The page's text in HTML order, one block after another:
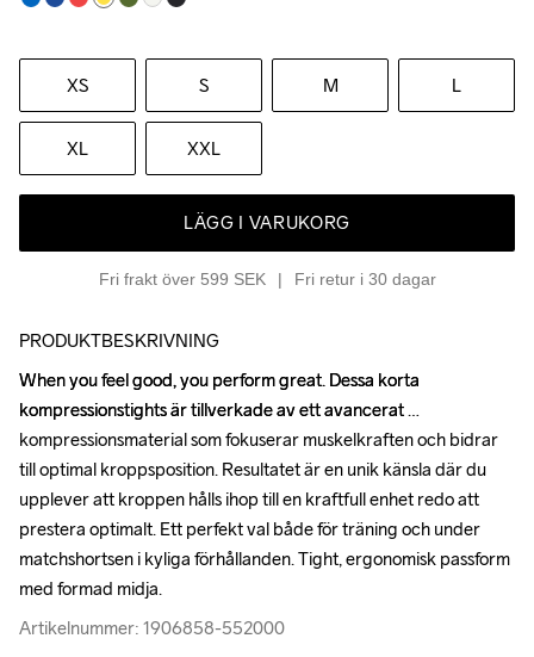
XS S M L
XL XXL
LÄGG I VARUKORG
Fri frakt över 599 SEK Fri retur i 30 dagar
PRODUKTBESKRIVNING
When you feel good, you perform great. Dessa korta
kompressionstights är tillverkade av ett avancerat
kompressionsmaterial som fokuserar muskelkraften och bidrar
till optimal kroppsposition. Resultatet är en unik känsla där du
upplever att kroppen hålls ihop till en kraftfull enhet redo att
prestera optimalt. Ett perfekt val både för träning och under
matchshortsen i kyliga förhållanden. Tight, ergonomisk passform
med formad midja.
Artikelnummer: 1906858-552000
When you feel good, you perform great. Dessa korta
kompressionstights är tillverkade av ett avancerat
kompressionsmaterial som fokuserar muskelkraften och bidrar
till optimal kroppsposition. Resultatet är en unik känsla där du
upplever att kroppen hålls ihop till en kraftfull enhet redo att
prestera optimalt. Ett perfekt val både för träning och under
matchshortsen i kyliga förhållanden. Tight, ergonomisk passform
med formad midja.
Artikelnummer: 1906858-552000